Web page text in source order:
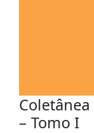
– Tomo I